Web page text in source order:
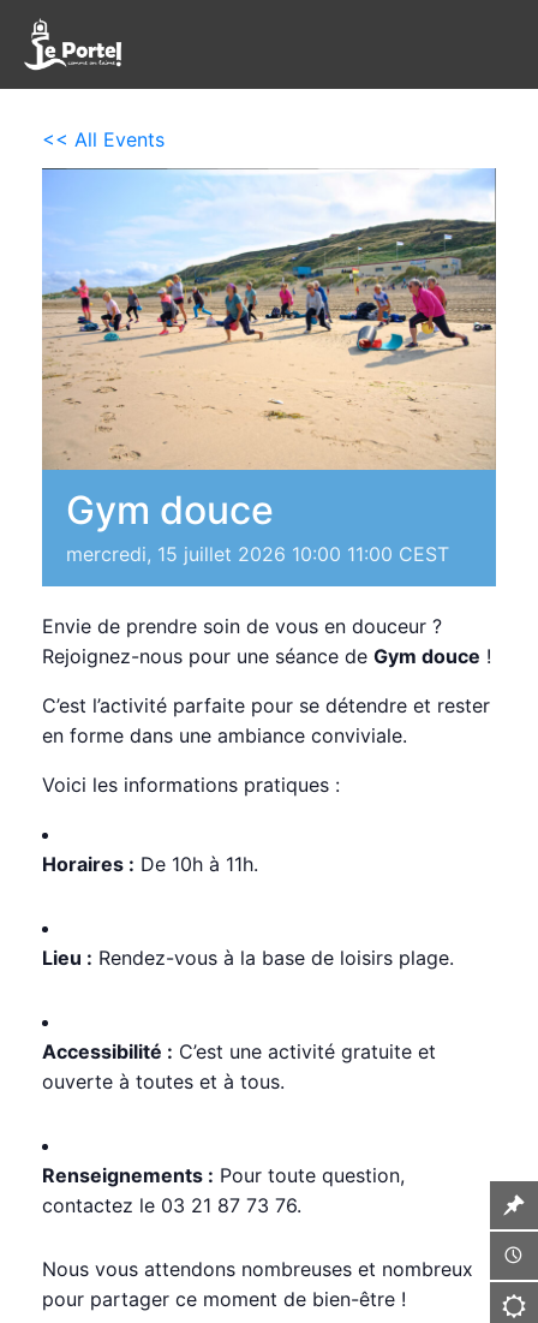
<< All Events
Gym douce
mercredi, 15 juillet 2026 10:00 11:00 CEST
Envie de prendre soin de vous en douceur ?
Rejoignez-nous pour une séance de Gym douce !
C’est l’activité parfaite pour se détendre et rester
en forme dans une ambiance conviviale.
Voici les informations pratiques :
Horaires : De 10h à 11h.
Lieu : Rendez-vous à la base de loisirs plage.
Accessibilité : C’est une activité gratuite et
ouverte à toutes et à tous.
Renseignements : Pour toute question,
contactez le 03 21 87 73 76.
Nous vous attendons nombreuses et nombreux
pour partager ce moment de bien-être !